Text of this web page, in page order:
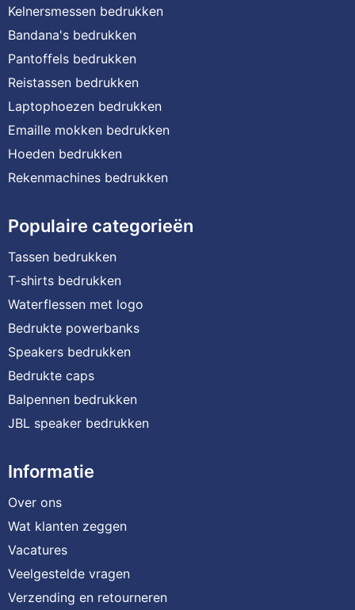
Kelnersmessen bedrukken
Bandana's bedrukken
Pantoffels bedrukken
Reistassen bedrukken
Laptophoezen bedrukken
Emaille mokken bedrukken
Hoeden bedrukken
Rekenmachines bedrukken
Populaire categorieën
Tassen bedrukken
T-shirts bedrukken
Waterflessen met logo
Bedrukte powerbanks
Speakers bedrukken
Bedrukte caps
Balpennen bedrukken
JBL speaker bedrukken
Informatie
Over ons
Wat klanten zeggen
Vacatures
Veelgestelde vragen
Verzending en retourneren